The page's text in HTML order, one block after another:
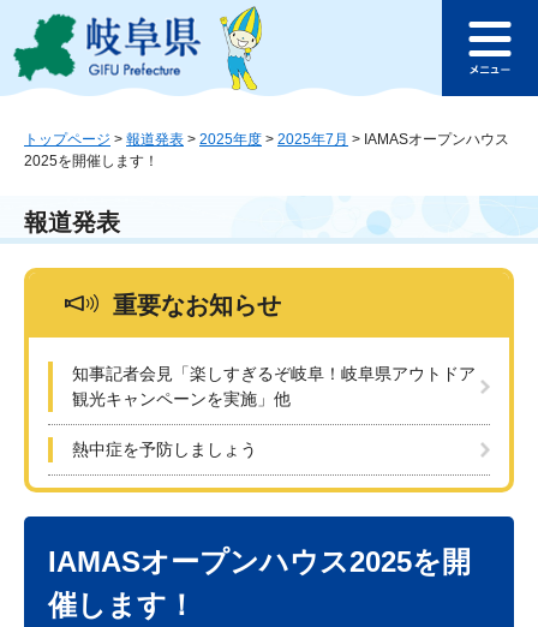
ジ
ュ
本
このページの本文へ
ュ
トップページ > 報道発表 > 2025年度 > 2025年7月 > IAMASオープンハウス
2025を開催します！
報道発表
重要なお知らせ
知事記者会見「楽しすぎるぞ岐阜！岐阜県アウトドア
観光キャンペーンを実施」他
熱中症を予防しましょう
IAMASオープンハウス2025を開
催します！